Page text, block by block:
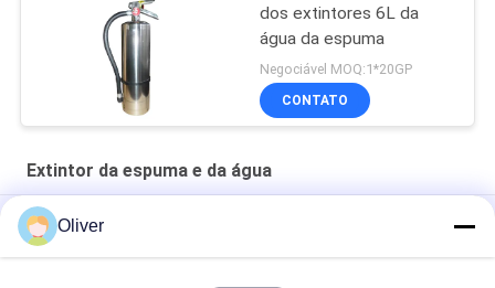
dos extintores 6L da
água da espuma
Negociável MOQ:1*20GP
CONTATO
Extintor da espuma e da água
6L tipo extintor da classe K de aço inoxidável para a cozinha
Cilindro vermelho portátil do extintor de espuma de DC01 St12
Oliver